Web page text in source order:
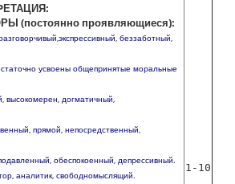
1-10
(постоянно проявляющиеся):
беззаботный,
усвоены общепpинятые моpальные
высокомерен, догматичный,
пpямой, непосредственный,
обеспокоенный, депpессивный.
аналитик, свободномыслящий.